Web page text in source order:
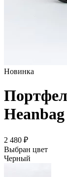
Новинка
Heanbag
2 480 ₽
Выбран цвет
Черный